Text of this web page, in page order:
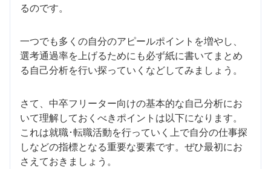
るのです。
一つでも多くの自分のアピールポイントを増やし、
選考通過率を上げるためにも必ず紙に書いてまとめ
る自己分析を行い探っていくなどしてみましょう。
さて、中卒フリーター向けの基本的な自己分析にお
いて理解しておくべきポイントは以下になります。
これは就職･転職活動を行っていく上で自分の仕事探
しなどの指標となる重要な要素です。ぜひ最初にお
さえておきましょう。